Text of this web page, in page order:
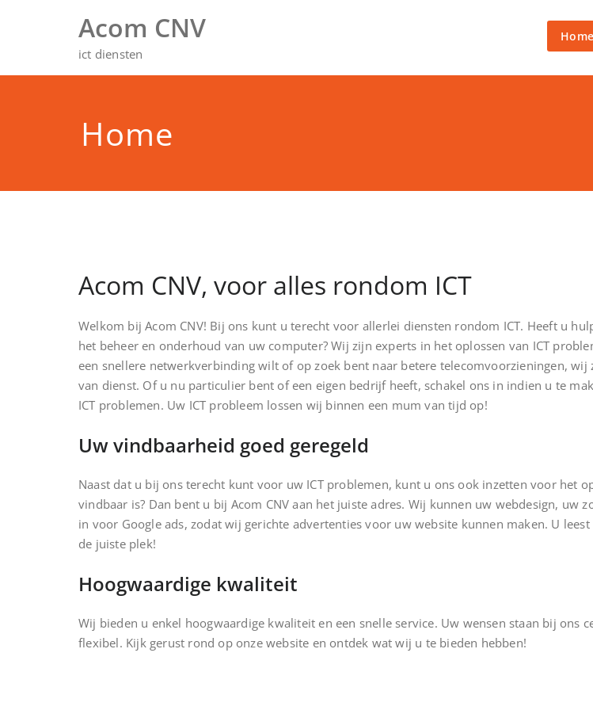
Acom CNV
ict diensten
Home
Home
Acom CNV, voor alles rondom ICT
Welkom bij Acom CNV! Bij ons kunt u terecht voor allerlei diensten rondom ICT. Heeft u
het beheer en onderhoud van uw computer? Wij zijn experts in het oplossen van ICT
een snellere netwerkverbinding wilt of op zoek bent naar betere telecomvoorzieningen, wij
van dienst. Of u nu particulier bent of een eigen bedrijf heeft, schakel ons in indien u te
ICT problemen. Uw ICT probleem lossen wij binnen een mum van tijd op!
Uw vindbaarheid goed geregeld
Naast dat u bij ons terecht kunt voor uw ICT problemen, kunt u ons ook inzetten voor het
vindbaar is? Dan bent u bij Acom CNV aan het juiste adres. Wij kunnen uw webdesign, uw
in voor Google ads, zodat wij gerichte advertenties voor uw website kunnen maken. U
de juiste plek!
Hoogwaardige kwaliteit
Wij bieden u enkel hoogwaardige kwaliteit en een snelle service. Uw wensen staan bij ons
flexibel. Kijk gerust rond op onze website en ontdek wat wij u te bieden hebben!